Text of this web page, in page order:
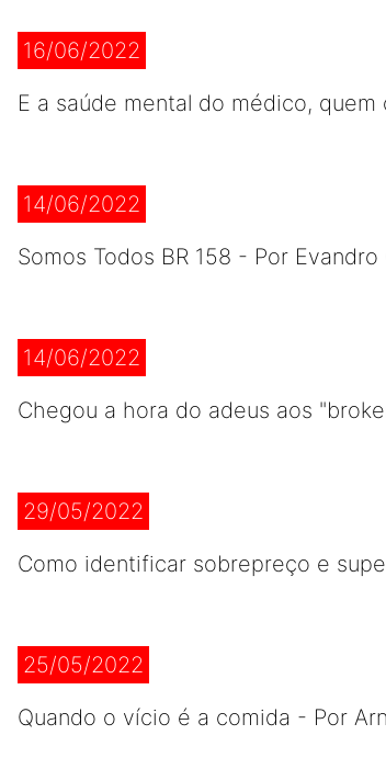
16/06/2022
E a saúde mental do médico,
14/06/2022
Somos Todos BR 158 - Por Evandro
14/06/2022
Chegou a hora do adeus aos
29/05/2022
Como identificar sobrepreço e
25/05/2022
Quando o vício é a comida - Por